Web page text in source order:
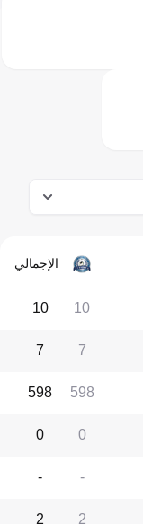
الإجمالي
10
10
7
7
598
598
0
0
-
-
2
2